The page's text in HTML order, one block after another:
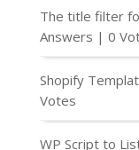
The title filter
Answers | 0
Shopify
Votes
WP Script to